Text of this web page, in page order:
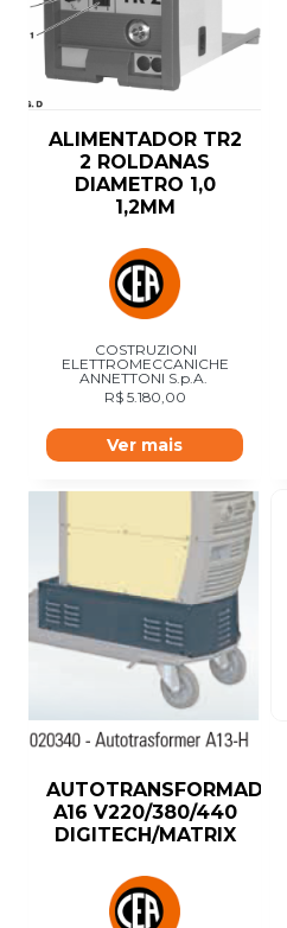
ALIMENTADOR TR2
2 ROLDANAS
DIAMETRO 1,0
1,2MM
COSTRUZIONI
ELETTROMECCANICHE
ANNETTONI S.p.A.
R$5.180,00
Ver mais
AUTOTRANSFORMADOR
A16 V220/380/440
DIGITECH/MATRIX